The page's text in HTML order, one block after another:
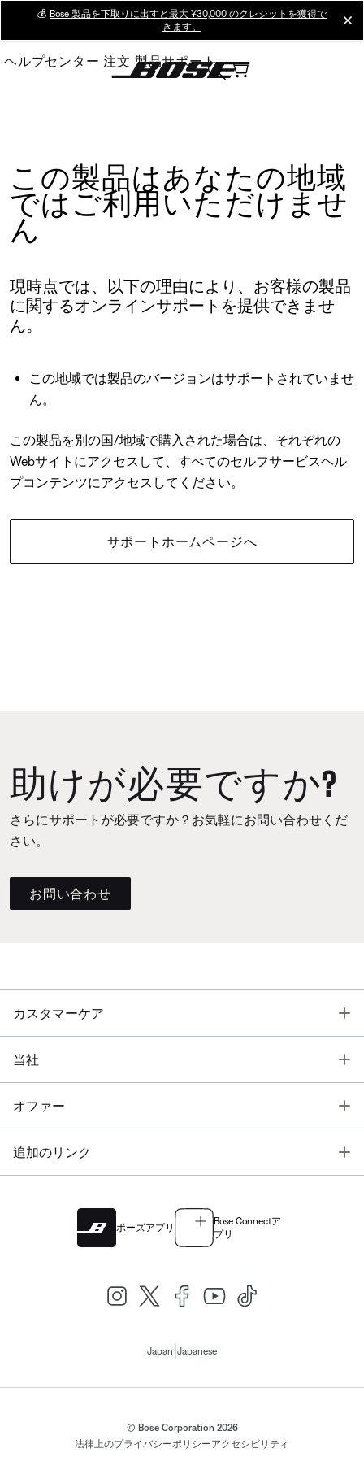
Main
💰 Bose 製品を下取りに出すと最大 ¥30,000 のクレジットを獲得で
きます。
ヘルプセンター 注文 製品サポート
この製品はあなたの地域
ではご利用いただけませ
ん
現時点では、以下の理由により、お客様の製品
に関するオンラインサポートを提供できませ
ん。
この地域では製品のバージョンはサポートされていませ
ん。
この製品を別の国/地域で購入された場合は、それぞれの
Webサイトにアクセスして、すべてのセルフサービスヘル
プコンテンツにアクセスしてください。
サポートホームページへ
助けが必要ですか?
さらにサポートが必要ですか？お気軽にお問い合わせくだ
さい。
お問い合わせ
カスタマーケア
当社
オファー
追加のリンク
ボーズアプリ
Bose Connectア
プリ
Japan Japanese
© Bose Corporation 2026
法律上のプライバシーポリシーアクセシビリティ